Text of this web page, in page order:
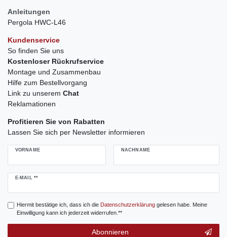
Anleitungen
Pergola HWC-L46
Kundenservice
So finden Sie uns
Kostenloser Rückrufservice
Montage und Zusammenbau
Hilfe zum Bestellvorgang
Link zu unserem Chat
Reklamationen
Profitieren Sie von Rabatten
Lassen Sie sich per Newsletter informieren
VORNAME NACHNAME
E-MAIL **
Newsletter
Hiermit bestätige ich, dass ich die Daten­schutz­erklärunggelesen habe. Meine
Einwilligung kann ich jederzeit widerrufen.**
Abonnieren